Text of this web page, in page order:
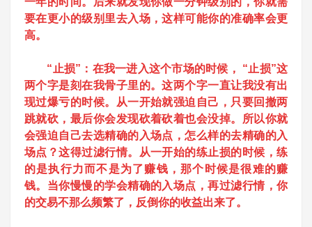
要在更小的级别里去入场，这样可能你的准确率会更
高。
“止损”：在我一进入这个市场的时候， “止损”这
两个字是刻在我骨子里的。这两个字一直让我没有出
现过爆亏的时候。从一开始就强迫自己，只要回撤两
跳就砍，最后你会发现砍着砍着也会没掉。所以你就
会强迫自己去选精确的入场点，怎么样的去精确的入
场点？这得过滤行情。从一开始的练止损的时候，练
的是执行力而不是为了赚钱，那个时候是很难的赚
钱。当你慢慢的学会精确的入场点，再过滤行情，你
的交易不那么频繁了，反倒你的收益出来了。